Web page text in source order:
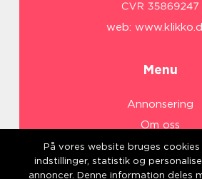
web:
Menu
Annonsering
Om oss
Cookies
Kontakta oss
På vores website bruges
indstillinger, statistik og
annoncer. Denne information deles